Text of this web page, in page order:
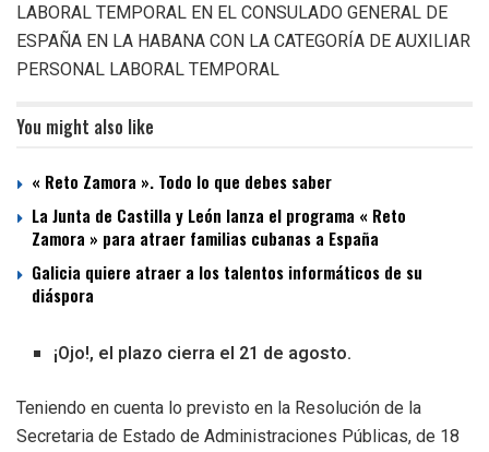
LABORAL TEMPORAL EN EL CONSULADO GENERAL DE
ESPAÑA EN LA HABANA CON LA CATEGORÍA DE AUXILIAR
PERSONAL LABORAL TEMPORAL
You might also like
« Reto Zamora ». Todo lo que debes saber
La Junta de Castilla y León lanza el programa « Reto
Zamora » para atraer familias cubanas a España
Galicia quiere atraer a los talentos informáticos de su
diáspora
¡Ojo!, el plazo cierra el 21 de agosto.
Teniendo en cuenta lo previsto en la Resolución de la
Secretaria de Estado de Administraciones Públicas, de 18